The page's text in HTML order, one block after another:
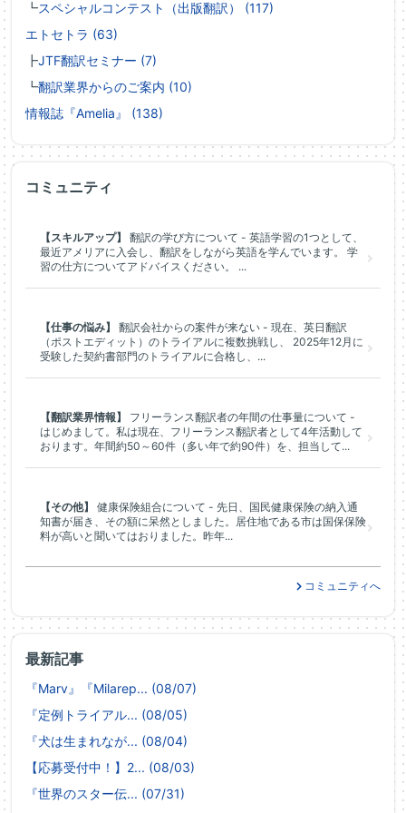
┗スペシャルコンテスト（出版翻訳） (117)
エトセトラ (63)
┣JTF翻訳セミナー (7)
┗翻訳業界からのご案内 (10)
情報誌『Amelia』 (138)
最新記事
『Marv』『Milarep... (08/07)
『定例トライアル... (08/05)
『犬は生まれなが... (08/04)
【応募受付中！】2... (08/03)
『世界のスター伝... (07/31)
コミュニティ
【スキルアップ】
翻訳の学び方について - 英語学習の1つとして、
最近アメリアに入会し、翻訳をしながら英語を学んでいます。 学
習の仕方についてアドバイスください。 ...
【仕事の悩み】
翻訳会社からの案件が来ない - 現在、英日翻訳
（ポストエディット）のトライアルに複数挑戦し、 2025年12月に
受験した契約書部門のトライアルに合格し、...
【翻訳業界情報】
フリーランス翻訳者の年間の仕事量について -
はじめまして。私は現在、フリーランス翻訳者として4年活動して
おります。年間約50～60件（多い年で約90件）を、担当して...
【その他】
健康保険組合について - 先日、国民健康保険の納入通
知書が届き、その額に呆然としました。居住地である市は国保保険
料が高いと聞いてはおりました。昨年...
コミュニティへ